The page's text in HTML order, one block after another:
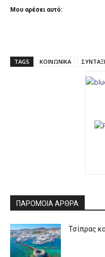
Μου αρέσει αυτό:
TAGS ΚΟΙΝΩΝΙΚΑ
ΠΑΡΟΜΟΙΑ ΑΡΘΡΑ
Τσίπρας